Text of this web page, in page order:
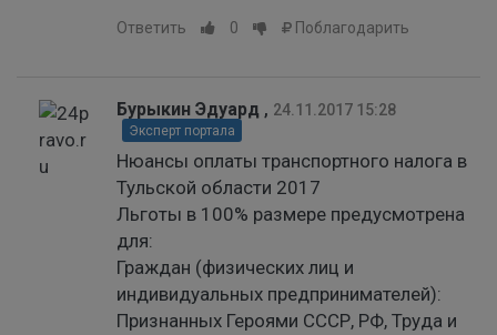
Ответить 0 Поблагодарить
Бурыкин Эдуард , 24.11.2017 15:28
Эксперт портала
Нюансы оплаты транспортного налога в
Тульской области 2017
Льготы в 100% размере предусмотрена
для:
Граждан (физических лиц и
индивидуальных предпринимателей):
Признанных Героями СССР, РФ, Труда и